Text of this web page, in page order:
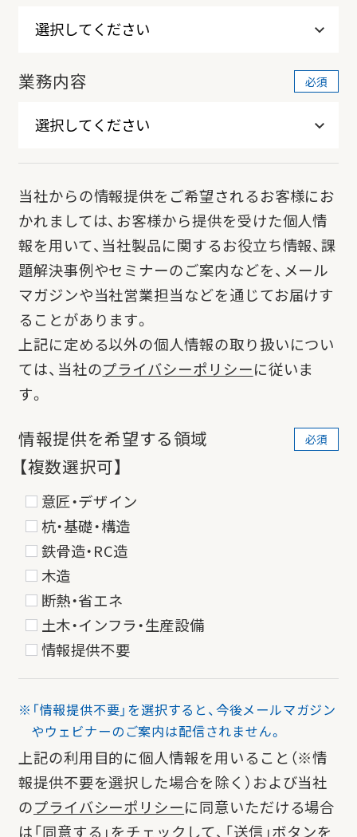
業務内容
当社からの情報提供をご希望されるお客様にお
かれましては、お客様から提供を受けた個人情
報を用いて、当社製品に関するお役立ち情報、課
題解決事例やセミナーのご案内などを、メール
マガジンや当社営業担当などを通じてお届けす
ることがあります。
上記に定める以外の個人情報の取り扱いについ
ては、当社のプライバシーポリシーに従いま
す。
情報提供を希望する領域
【複数選択可】
意匠・デザイン
杭・基礎・構造
鉄骨造・RC造
木造
断熱・省エネ
土木・インフラ・生産設備
情報提供不要
※「情報提供不要」を選択すると、今後メールマガジン
やウェビナーのご案内は配信されません。
上記の利用目的に個人情報を用いること（※情
報提供不要を選択した場合を除く）および当社
のプライバシーポリシーに同意いただける場合
は「同意する」をチェックして、「送信」ボタンを